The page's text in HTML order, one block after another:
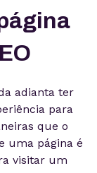
adianta ter
para
que o
uma página é
visitar um